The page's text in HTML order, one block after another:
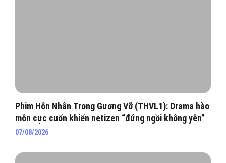
Phim Hôn Nhân Trong Gương Vỡ (THVL1): Drama hào
môn cực cuốn khiến netizen “đứng ngồi không yên”
07/08/2026